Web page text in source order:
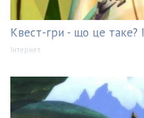
Квест-гри - що це таке?
Інтернет